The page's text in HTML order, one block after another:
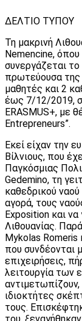
ΔΕΛΤΙΟ ΤΥΠΟΥ
Τη μακρινή
Nemencine, όπου
συνεργάζεται
πρωτεύουσα της
μαθητές και 2
έως 7/12/2019,
ERASMUS+, με
Entrepreneurs”.
Εκεί είχαν την
Βίλνιους, που
Παγκόσμιας
Gedemino, τη
καθεδρικού
αγορά, τους
Exposition και
Λιθουανίας.
Mykolas Romeris
που συνδέονται
επιχειρήσεις,
λειτουργία των
ιδιοκτήτες
τους.